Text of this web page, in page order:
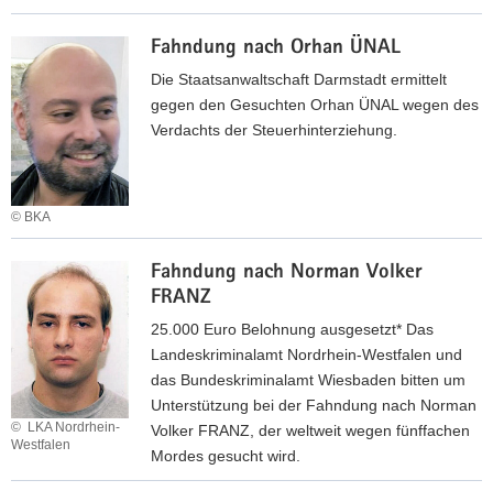
l
A
S
O
U
R
I
­
M
A
I
L
e
l
i
g
e
R
A
F
-
M
i
t
g
l
n
c
R
u
j
a
I
G
A
T
O
V
A
a
h
d
u
n
g
n
c
h
A
b
­
d
u
l
M
Fahndung nach Orhan ÜNAL
© BKA
Die Staatsanwaltschaft Darmstadt ermittelt
gegen den Gesuchten Orhan ÜNAL wegen des
Verdachts der Steuerhinterziehung.
a
h
n
d
u
n
g
n
a
Fahndung nach Nor­man Vol­ker
FRANZ
© LKA Nordrhein-
Westfalen
25.000 Euro Belohnung ausgesetzt* Das
Landeskriminalamt Nordrhein-Westfalen und
das Bundeskriminalamt Wiesbaden bitten um
Unterstützung bei der Fahndung nach Norman
Volker FRANZ, der weltweit wegen fünffachen
Mordes gesucht wird.